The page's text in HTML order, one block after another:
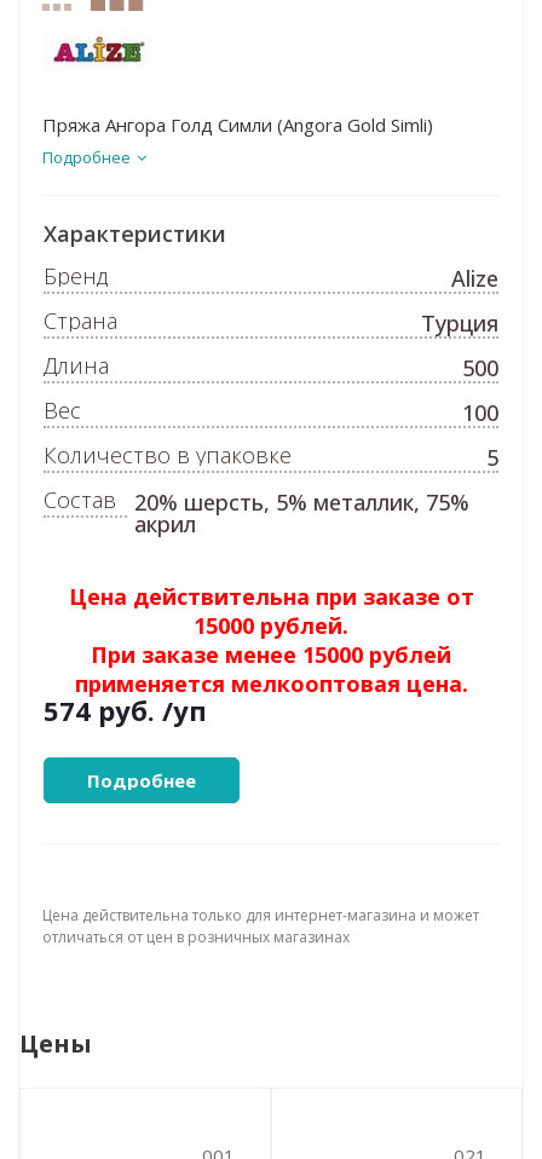
Пряжа Ангора Голд Симли (Angora Gold Simli)
Подробнее
Цена действительна при заказе от
15000 рублей.
При заказе менее 15000 рублей
применяется мелкооптовая цена.
574 руб. /уп
Подробнее
Характеристики
Бренд
Alize
Страна
Турция
Длина
500
Вес
100
Количество в упаковке
5
Состав
20% шерсть, 5% металлик, 75%
акрил
Цена действительна только для интернет-магазина и может
отличаться от цен в розничных магазинах
Цены